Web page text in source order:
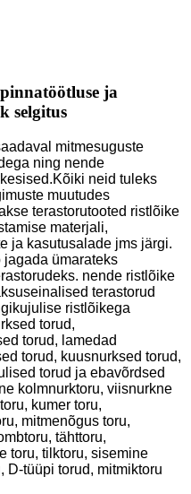
ja
selgitus
mitmesuguste
ning nende
neid tuleks
muutudes
terastorutooted ristlõike
materjali,
ja kasutusalade jms järgi.
ümarateks
nende ristlõike
terastorud
ristlõikega
torud,
torud, lamedad
torud, kuusnurksed torud,
torud ja ebavõrdsed
kolmnurktoru, viisnurkne
kumer toru,
mitmenõgus toru,
tähttoru,
toru, tilktoru, sisemine
D-tüüpi torud, mitmiktoru